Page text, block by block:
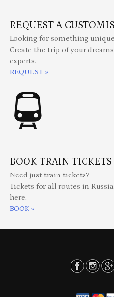
REQUEST A
Looking for something
Create the trip of your
experts.
REQUEST »
BOOK TRAIN TICKETS
Need just train tickets?
Tickets for all routes in
here.
BOOK »